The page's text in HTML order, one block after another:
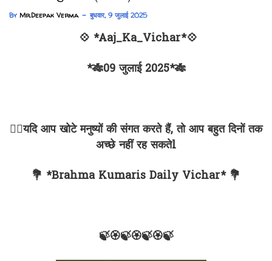
By Mr.Deepak Verma बुधवार, 9 जुलाई 2025
💠 *Aaj_Ka_Vichar*💠
*🎋09 जुलाई 2025*🎋
✍🏻यदि आप खोटे मनुष्यों की संगत करते हैं, तो आप बहुत दिनों तक
अच्छे नहीं रह सकतेl
💐 *Brahma Kumaris Daily Vichar* 💐
🍃🏵🍃🏵🍃🏵🍃